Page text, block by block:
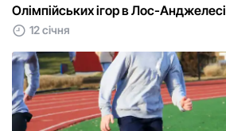
Олімпійських ігор в Лос-Анджелесі
12 січня